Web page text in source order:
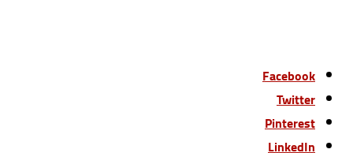
Facebook
Twitter
Pinterest
LinkedIn